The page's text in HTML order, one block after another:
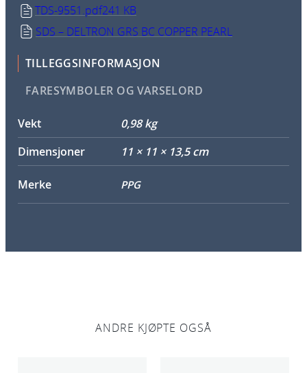
TDS-9551.pdf241 KB
SDS – DELTRON GRS BC COPPER PEARL
TILLEGGSINFORMASJON
FARESYMBOLER OG VARSELORD
Vekt
0,98 kg
Dimensjoner
11 × 11 × 13,5 cm
Merke PPG
ANDRE KJØPTE OGSÅ